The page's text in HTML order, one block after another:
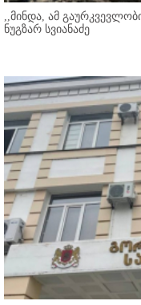
,,მინდა, ამ
ნუგზარ სვიანაძე